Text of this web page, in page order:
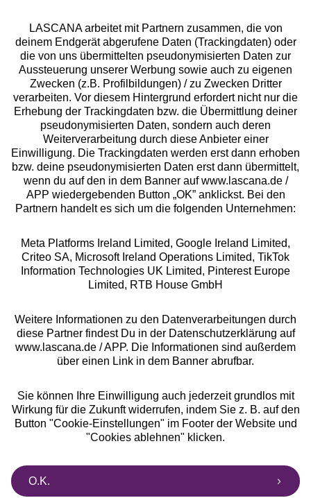
Services
Beratung
Über uns
Rechtliches
Alle Preise inkl. MwSt., zzgl.
Versandkosten
** Bonität vorausgesetzt, berechtigt zur Bonitätsprüfung
LASCANA arbeitet mit Partnern zusammen, die von
deinem Endgerät abgerufene Daten (Trackingdaten) oder
die von uns übermittelten pseudonymisierten Daten zur
Aussteuerung unserer Werbung sowie auch zu eigenen
Zwecken (z.B. Profilbildungen) / zu Zwecken Dritter
verarbeiten. Vor diesem Hintergrund erfordert nicht nur die
Erhebung der Trackingdaten bzw. die Übermittlung deiner
pseudonymisierten Daten, sondern auch deren
Weiterverarbeitung durch diese Anbieter einer
Einwilligung. Die Trackingdaten werden erst dann erhoben
bzw. deine pseudonymisierten Daten erst dann übermittelt,
wenn du auf den in dem Banner auf www.lascana.de /
APP wiedergebenden Button „OK” anklickst. Bei den
Partnern handelt es sich um die folgenden Unternehmen:
Meta Platforms Ireland Limited, Google Ireland Limited,
Criteo SA, Microsoft Ireland Operations Limited, TikTok
Information Technologies UK Limited, Pinterest Europe
Limited, RTB House GmbH
Weitere Informationen zu den Datenverarbeitungen durch
diese Partner findest Du in der Datenschutzerklärung auf
www.lascana.de / APP. Die Informationen sind außerdem
über einen Link in dem Banner abrufbar.
Sie können Ihre Einwilligung auch jederzeit grundlos mit
Wirkung für die Zukunft widerrufen, indem Sie z. B. auf den
Button "Cookie-Einstellungen" im Footer der Website und
"Cookies ablehnen" klicken.
O.K.